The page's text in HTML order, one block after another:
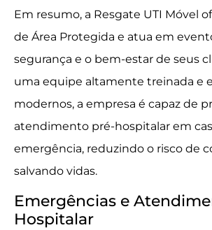
Em resumo, a Resgate UTI Móvel
de Área Protegida e atua em
segurança e o bem-estar de seus
uma equipe altamente treinada e
modernos, a empresa é capaz de
atendimento pré-hospitalar em
emergência, reduzindo o risco de
salvando vidas.
Emergências e
Hospitalar